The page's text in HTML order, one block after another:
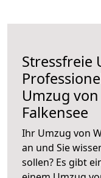
Stressfreie
Umzug
Falkensee
Ihr Umzug von
an und Sie
sollen? Es gibt